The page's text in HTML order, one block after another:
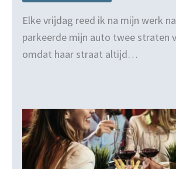
Elke vrijdag reed ik na mijn werk
parkeerde mijn auto twee straten
omdat haar straat altijd…